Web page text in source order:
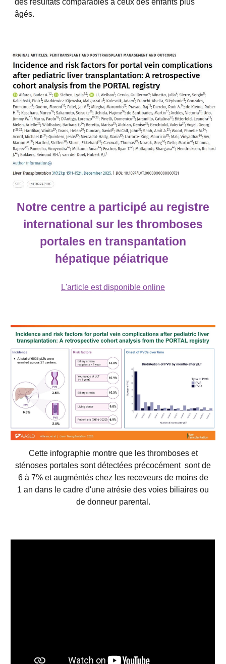
âgés.
Notre centre a participé au registre
international sur les thromboses
portales en transpantation
hépatique péiatrique
L'article est disponible online
Cette infographie montre que les thromboses et
sténoses portales sont détectées précocément sont de
6 à 7% et augméntés chez les receveurs de moins de
1 an dans le cadre d'une atrésie des voies biliaires ou
de donneur parental.